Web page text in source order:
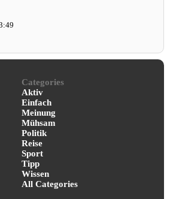
Categories
Aktiv
Einfach
Meinung
Mühsam
Politik
Reise
Sport
Tipp
Wissen
All Categories